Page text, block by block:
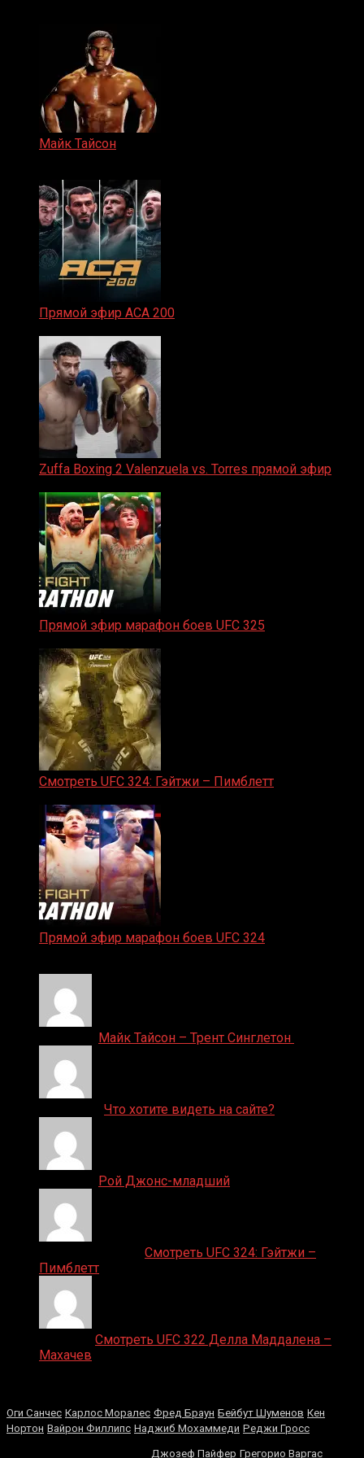
Майк Тайсон
Прямой эфир ACA 200
Zuffa Boxing 2 Valenzuela vs. Torres прямой эфир
Прямой эфир марафон боев UFC 325
Смотреть UFC 324: Гэйтжи – Пимблетт
Прямой эфир марафон боев UFC 324
Майк Тайсон – Трент Синглетон
Что хотите видеть на сайте?
Рой Джонс-младший
Смотреть UFC 324: Гэйтжи –
Пимблетт
Смотреть UFC 322 Делла Маддалена –
Махачев
Оги Санчес Карлос Моралес Фред Браун Бейбут Шуменов Кен
Нортон Вайрон Филлипс Наджиб Мохаммеди Реджи Гросс
Джозеф Пайфер Грегорио Варгас